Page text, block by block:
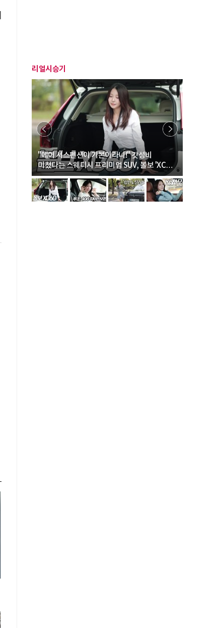
리얼시승기
"에어 서스펜션이 기본이라니!" 갓성비
미쳤다는 스웨디시 프리미엄 SUV, 볼보 'XC60
B5 울트라'